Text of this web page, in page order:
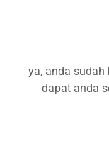
ya, anda
dapat anda